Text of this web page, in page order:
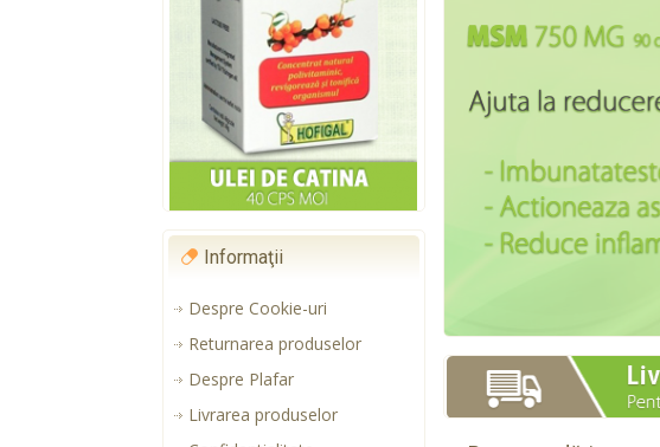
Informaţii
Despre Cookie-uri
Returnarea produselor
Despre Plafar
Livrarea produselor